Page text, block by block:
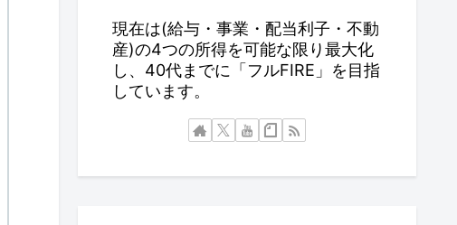
現在は(給与・事業・配当利子・不動
産)の4つの所得を可能な限り最大化
し、40代までに「フルFIRE」を目指
しています。